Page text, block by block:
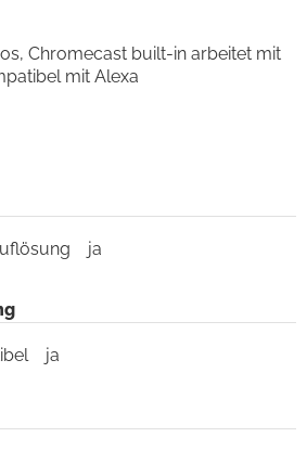
Chromecast built-in arbeitet mit
mit Alexa
ja
ja